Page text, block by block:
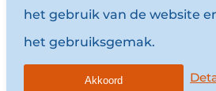
© 1987 - 2026
Algemene
het gebruik van de website
het gebruiksgemak.
Akkoord